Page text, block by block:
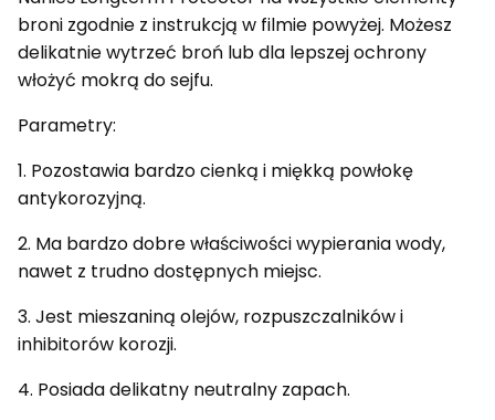
broni zgodnie z instrukcją w filmie powyżej. Możesz
delikatnie wytrzeć broń lub dla lepszej ochrony
włożyć mokrą do sejfu.
Parametry:
1. Pozostawia bardzo cienką i miękką powłokę
antykorozyjną.
2. Ma bardzo dobre właściwości wypierania wody,
nawet z trudno dostępnych miejsc.
3. Jest mieszaniną olejów, rozpuszczalników i
inhibitorów korozji.
4. Posiada delikatny neutralny zapach.